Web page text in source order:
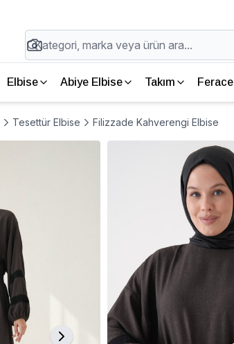
Elbise Abiye Elbise Takım Ferace
Tesettür Elbise Filizzade Kahverengi Elbise